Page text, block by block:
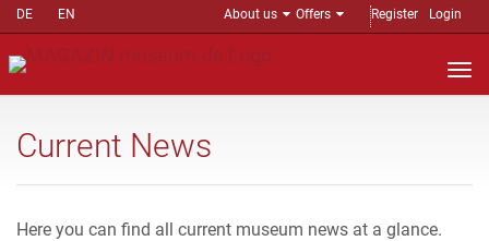
DE EN About us Offers Register Login
Current News
Here you can find all current museum news at a glance.